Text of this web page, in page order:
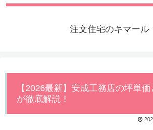
注文住宅のキマール
【2026最新】安成工務店の坪単
が徹底解説！